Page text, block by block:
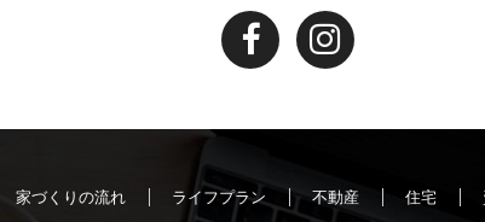
家づくりの流れ ライフプラン 不動産 住宅